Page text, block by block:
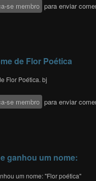
se membro para enviar
de Flor Poética
Flor Poética. bj
se membro para enviar
ganhou um nome:
um nome: "Flor poética"